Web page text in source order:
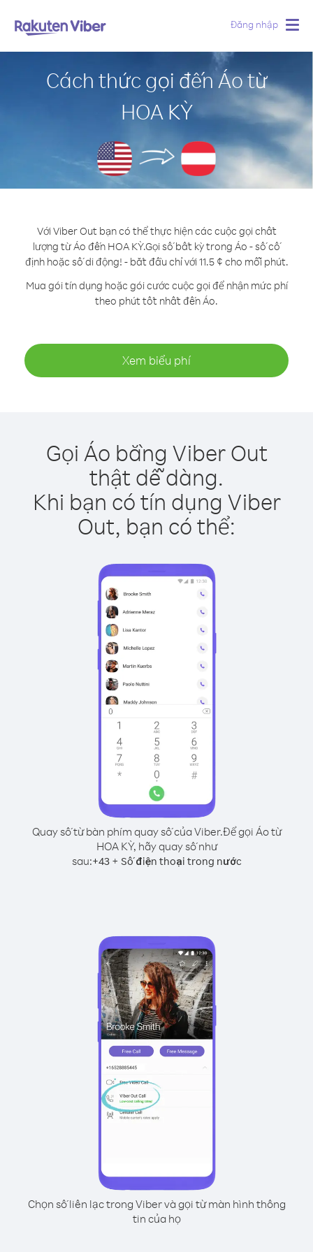
Đăng nhập
Cách thức gọi đến Áo từ
HOA KỲ
Với Viber Out bạn có thể thực hiện các cuộc gọi chất
lượng từ Áo đến HOA KỲ.Gọi số bất kỳ trong Áo - số cố
định hoặc số di động! - bắt đầu chỉ với 11.5 ¢ cho mỗi phút.
Mua gói tín dụng hoặc gói cước cuộc gọi để nhận mức phí
theo phút tốt nhất đến Áo.
Xem biểu phí
Gọi Áo bằng Viber Out
thật dễ dàng.
Khi bạn có tín dụng Viber
Out, bạn có thể:
Quay số từ bàn phím quay số của Viber.Để gọi Áo từ
HOA KỲ, hãy quay số như
sau:+43+ Số điện thoại trong nước
Chọn số liên lạc trong Viber và gọi từ màn hình thông
tin của họ